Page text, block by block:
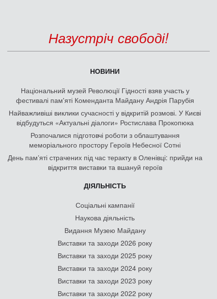
Назустріч свободі!
НОВИНИ
Національний музей Революції Гідності взяв участь у
фестивалі пам'яті Коменданта Майдану Андрія Парубія
Найважливіші виклики сучасності у відкритій розмові. У Києві
відбудуться «Актуальні діалоги» Ростислава Прокопюка
Розпочалися підготовчі роботи з облаштування
меморіального простору Героїв Небесної Сотні
День памʼяті страчених під час теракту в Оленівці: прийди на
відкриття виставки та вшануй героїв
ДІЯЛЬНІСТЬ
Соціальні кампанії
Наукова діяльність
Видання Музею Майдану
Виставки та заходи 2026 року
Виставки та заходи 2025 року
Виставки та заходи 2024 року
Виставки та заходи 2023 року
Виставки та заходи 2022 року